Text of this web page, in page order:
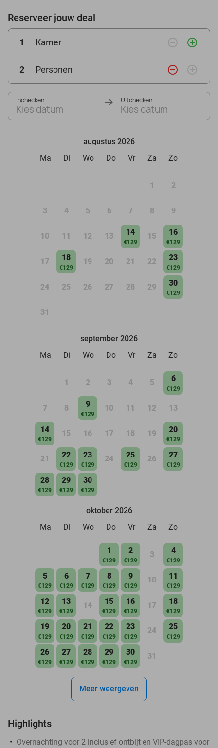
Reserveer jouw deal
1 Kamer remove_circle_outline add_circle_outline
2 Personen remove_circle_outline add_circle_outline
Inchecken
Kies datum
Uitchecken
Kies datum
augustus 2026
Ma
Di Wo Do Vr Za Zo
1 2
3 4 5 6 7 8 9
10 11 12 13 14
€129
15 16
€129
17 18
€129
19 20 21 22 23
€129
24 25 26 27 28 29 30
€129
31
september 2026
Ma
Di Wo Do Vr Za Zo
1 2 3 4 5 6
€129
7 8 9
€129
10 11 12 13
14
€129
15 16 17 18 19 20
€129
21 22
€129
23
€129
24 25
€129
26 27
€129
28
€129
29
€129
30
€129
oktober 2026
Ma
Di Wo Do Vr Za Zo
1
€129
2
€129
3 4
€129
5
€129
6
€129
7
€129
8
€129
9
€129
10 11
€129
12
€129
13
€129
14 15
€129
16
€129
17 18
€129
19
€129
20
€129
21
€129
22
€129
23
€129
24 25
€129
26
€129
27
€129
28
€129
29
€129
30
€129
31
Meer weergeven
Highlights
Overnachting voor 2 inclusief ontbijt en VIP-dagpas voor